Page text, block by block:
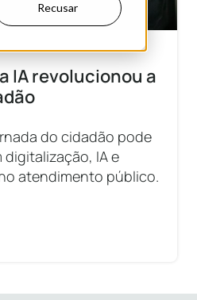
Recusar
IA revolucionou a
do cidadão pode
IA e
atendimento público.